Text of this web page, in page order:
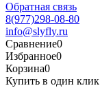
Обратная связь
8(977)298-08-80
info@slyfly.ru
Сравнение0
Избранное0
Корзина0
Купить в один клик